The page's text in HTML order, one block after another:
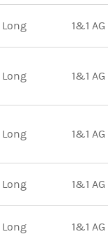
Long 1&1 AG
Long 1&1 AG
Long 1&1 AG
Long 1&1 AG
Long 1&1 AG